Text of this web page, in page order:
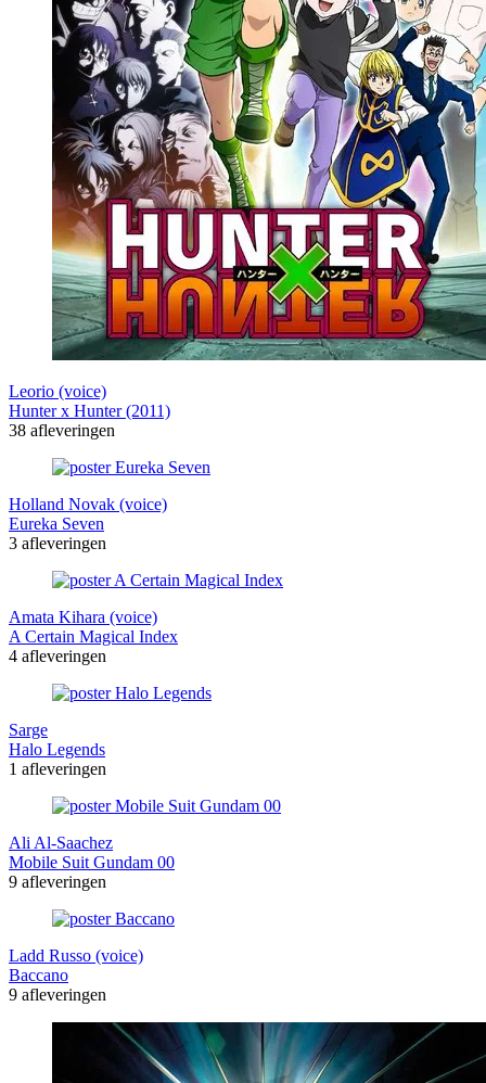
Leorio (voice)
Hunter x Hunter (2011)
38 afleveringen
Holland Novak (voice)
Eureka Seven
3 afleveringen
Amata Kihara (voice)
A Certain Magical Index
4 afleveringen
Sarge
Halo Legends
1 afleveringen
Ali Al-Saachez
Mobile Suit Gundam 00
9 afleveringen
Ladd Russo (voice)
Baccano
9 afleveringen